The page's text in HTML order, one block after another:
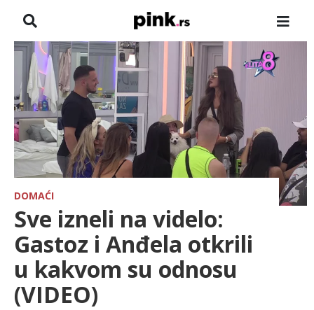
NASLOVNA
VESTI
ZADRUGA
SHOWBIZ
HRONIKA
FARMERI
SPORT
DOMAĆI
Sve izneli na videlo:
Gastoz i Anđela otkrili
u kakvom su odnosu
(VIDEO)